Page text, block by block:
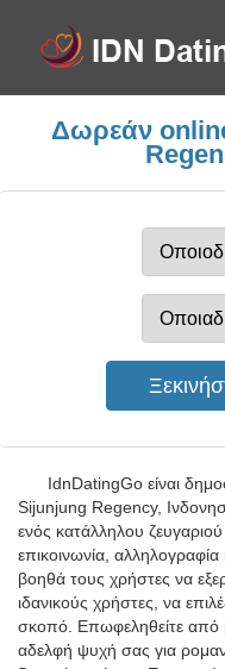
Δωρεάν
IdnDatingGo είναι
Sijunjung Regency,
ενός κατάλληλου
επικοινωνία,
βοηθά τους χρήστες να
ιδανικούς χρήστες, να
σκοπό. Επωφεληθείτε από
αδελφή ψυχή σας για